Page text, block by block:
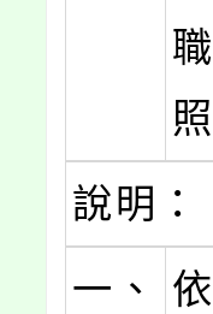
說明：
一、